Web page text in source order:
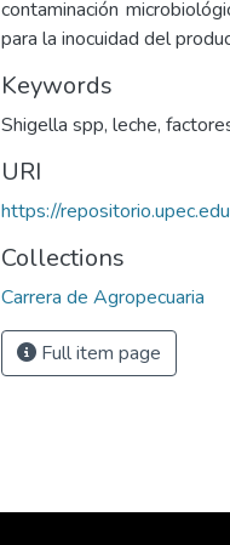
contaminación
para la inocuidad del
Keywords
Shigella spp, leche,
URI
https://
Collections
Carrera de Agropecuaria
Full item page